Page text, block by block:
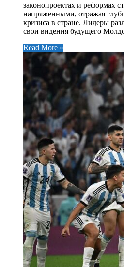
законопроектах и реформах
напряженными, отражая
кризиса в стране. Лидеры
свои видения будущего
Read More »